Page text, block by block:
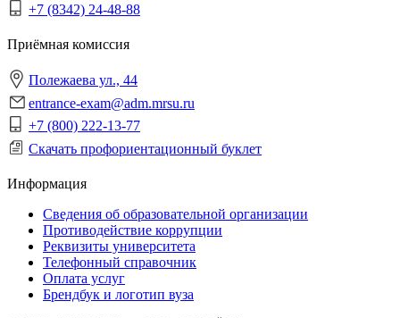
+7 (8342) 24-48-88
Приёмная комиссия
Полежаева ул., 44
entrance-exam@adm.mrsu.ru
+7 (800) 222-13-77
Скачать профориентационный буклет
Информация
Сведения об образовательной организации
Противодействие коррупции
Реквизиты университета
Телефонный справочник
Оплата услуг
Брендбук и логотип вуза